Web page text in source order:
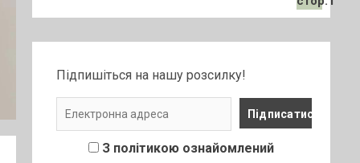
Підпишіться на нашу розсилку!
З політикою ознайомлений